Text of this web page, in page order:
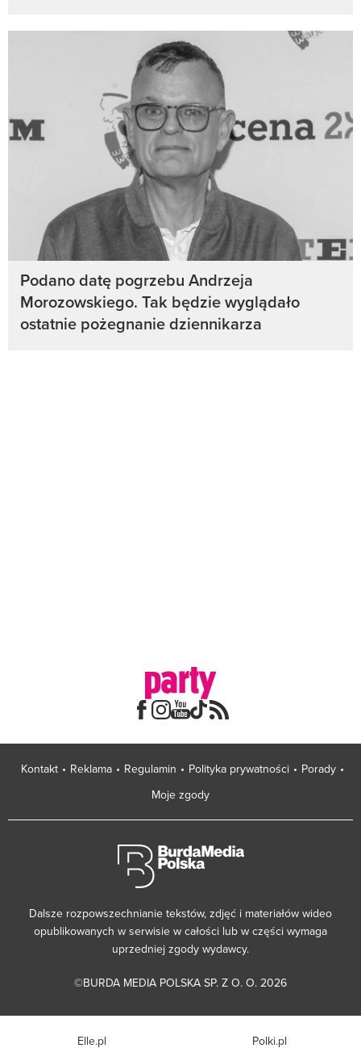
Podano datę pogrzebu Andrzeja
Morozowskiego. Tak będzie wyglądało
ostatnie pożegnanie dziennikarza
Kontakt Reklama Regulamin Polityka prywatności
Porady
Moje zgody
Dalsze rozpowszechnianie tekstów, zdjęć i materiałów wideo
opublikowanych w serwisie w całości lub w części wymaga
uprzedniej zgody wydawcy.
©BURDA MEDIA POLSKA SP. Z O. O. 2026
Elle.pl Polki.pl